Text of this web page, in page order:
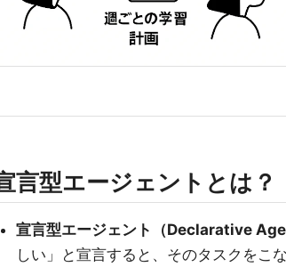
言型エージェントとは？
宣言型エージェント（Declarative
しい」と宣言すると、そのタスクをこ